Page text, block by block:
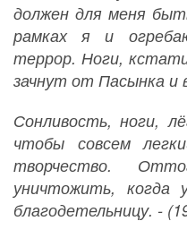
должен для меня
рамках я и
террор. Ноги,
зачнут от Пасынка
Сонливость, ноги,
чтобы совсем
творчество.
уничтожить, когда
благодетельницу. -